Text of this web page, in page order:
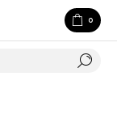
0